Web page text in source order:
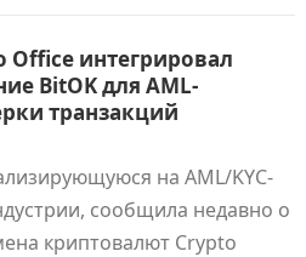
Office интегрировал
BitOK для AML-
транзакций
на AML/KYC-
сообщила недавно о
криптовалют Crypto